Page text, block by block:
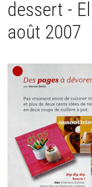
dessert -
août 2007